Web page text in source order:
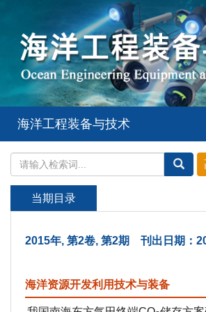
海洋工程装备与技术
当期目录
2015年, 第2卷, 第2期 刊出日期：
海洋资源开发利用技术与装备